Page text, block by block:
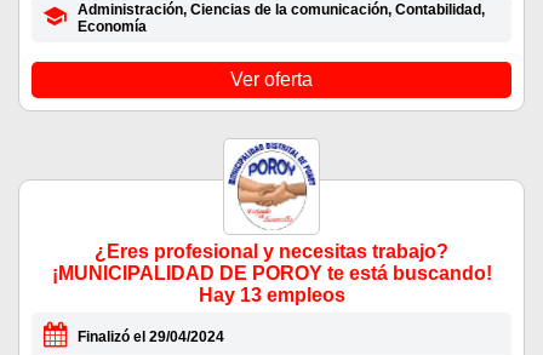
Administración, Ciencias de la comunicación, Contabilidad,
Economía
Ver oferta
¿Eres profesional y necesitas trabajo?
¡MUNICIPALIDAD DE POROY te está buscando!
Hay 13 empleos
Finalizó el 29/04/2024